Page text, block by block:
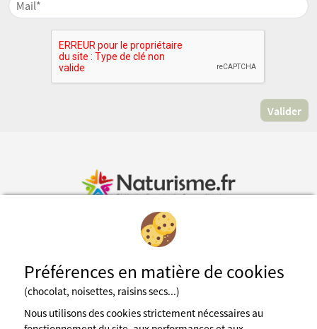
Inscription à la newsletter
Fédération des espaces naturistes
Mentions légales
CGU du site
Préférences en matière de cookies
(chocolat, noisettes, raisins secs...)
Nous utilisons des cookies strictement nécessaires au